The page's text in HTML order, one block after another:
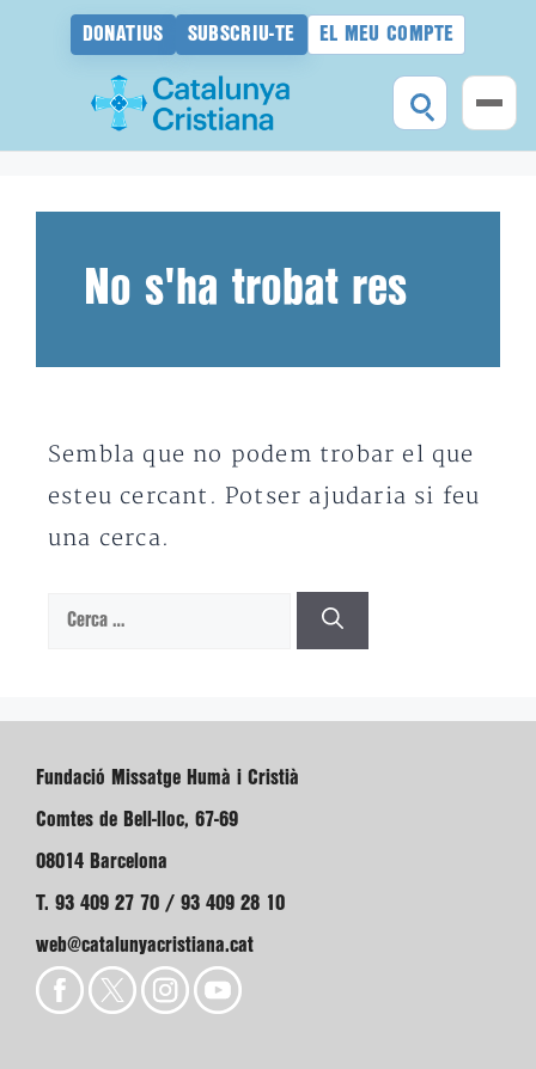
DONATIUS SUBSCRIU-TE EL MEU COMPTE
No s'ha trobat res
Sembla que no podem trobar el que
esteu cercant. Potser ajudaria si feu
una cerca.
Cerca:
Fundació Missatge Humà i Cristià
Comtes de Bell-lloc, 67-69
08014 Barcelona
T. 93 409 27 70 / 93 409 28 10
web@catalunyacristiana.cat